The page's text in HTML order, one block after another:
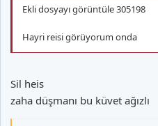
Ekli dosyayı görüntüle 305198
Hayri reisi görüyorum onda
Sil heis
zaha düşmanı bu küvet ağızlı